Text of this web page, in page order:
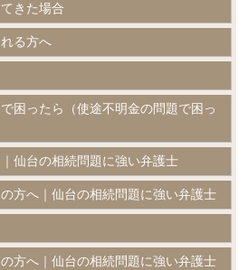
きた場合
る方へ
困ったら（使途不明金の問題で困っ
仙台の相続問題に強い弁護士
方へ｜仙台の相続問題に強い弁護士
方へ｜仙台の相続問題に強い弁護士